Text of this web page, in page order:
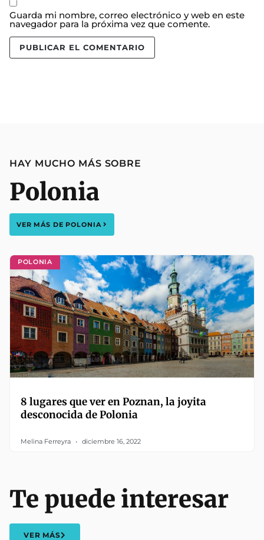
Guarda mi nombre, correo electrónico y web en este
navegador para la próxima vez que comente.
HAY MUCHO MÁS SOBRE
Polonia
VER MÁS DE POLONIA
POLONIA
8 lugares que ver en Poznan, la joyita
desconocida de Polonia
Melina Ferreyra diciembre 16, 2022
Te puede interesar
VER MÁS